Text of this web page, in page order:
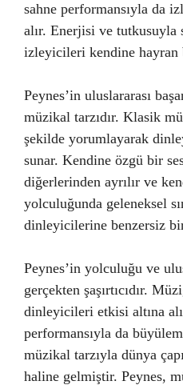
sahne performansıyla da
alır. Enerjisi ve tutkusuyla
izleyicileri kendine hayran
Peynes’in uluslararası
müzikal tarzıdır. Klasik
şekilde yorumlayarak
sunar. Kendine özgü bir
diğerlerinden ayrılır ve
yolculuğunda geleneksel
dinleyicilerine benzersiz
Peynes’in yolculuğu ve
gerçekten şaşırtıcıdır.
dinleyicileri etkisi altına
performansıyla da
müzikal tarzıyla dünya
haline gelmiştir. Peynes,